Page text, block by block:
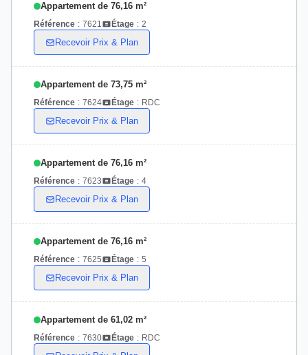
Appartement de 76,16 m²
Référence : 7621 Étage : 2
Recevoir Prix & Plan
Appartement de 73,75 m²
Référence : 7624 Étage : RDC
Recevoir Prix & Plan
Appartement de 76,16 m²
Référence : 7623 Étage : 4
Recevoir Prix & Plan
Appartement de 76,16 m²
Référence : 7625 Étage : 5
Recevoir Prix & Plan
Appartement de 61,02 m²
Référence : 7630 Étage : RDC